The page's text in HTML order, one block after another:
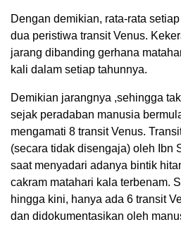
Dengan demikian, rata-rata
dua peristiwa transit Venus.
jarang dibanding gerhana
kali dalam setiap tahunnya.
Demikian jarangnya ,sehingga
sejak peradaban manusia
mengamati 8 transit Venus.
(secara tidak disengaja) oleh Ibn
saat menyadari adanya bintik
cakram matahari kala terbenam.
hingga kini, hanya ada 6 transit
dan didokumentasikan oleh